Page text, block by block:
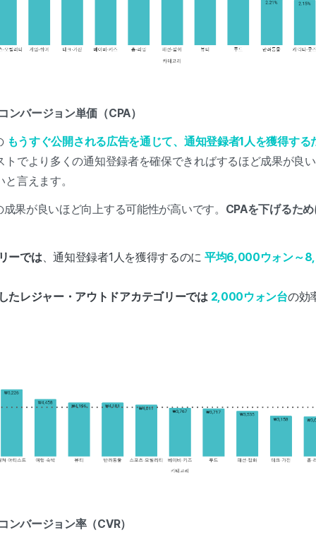
バージョン単価（CPA）
もうすぐ公開される広告を通じて、通知登録者1人を獲得する
トでより多くの通知登録者を確保できればするほど成果が良
言えます。
果が良いほど向上する可能性が高いです。 CPAを下げるた
ーでは、通知登録者1人を獲得するのに 平均6,000ウォン～
たレジャー・アウトドアカテゴリーでは2,000ウォン台の効
バージョン率（CVR）